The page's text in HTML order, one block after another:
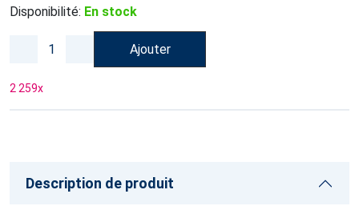
Disponibilité: En stock
Ajouter
2 259x
Description de produit